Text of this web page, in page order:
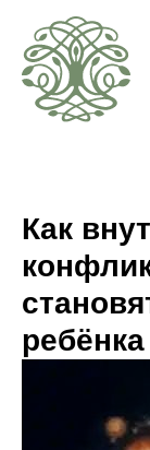
Как
ребёнка